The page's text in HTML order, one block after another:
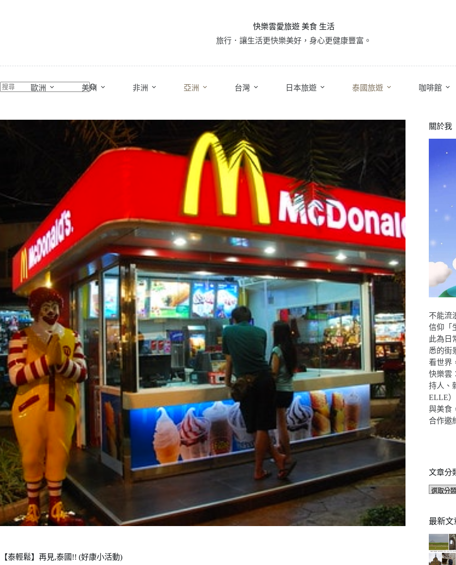
容
快樂雲愛旅遊 美食 生活
旅行．讓生活更快樂美好，身心更健康豐富。
歐洲 美州 非洲 亞洲 台灣 日本旅遊 泰國旅遊 咖啡館
【泰輕鬆】再見,泰國!! (好康小活動)
關於我
不能流
信仰「
此為日
悉的街
看世界
快樂雲
持人、
ELLE
與美食
合作邀
文章分
文
類
最新文